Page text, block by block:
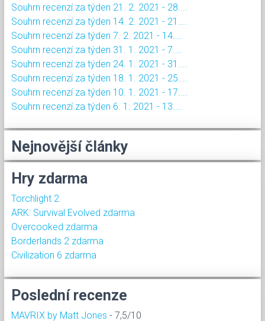
Souhrn recenzí za týden 21. 2. 2021 - 28....
Souhrn recenzí za týden 14. 2. 2021 - 21....
Souhrn recenzí za týden 7. 2. 2021 - 14....
Souhrn recenzí za týden 31. 1. 2021 - 7....
Souhrn recenzí za týden 24. 1. 2021 - 31....
Souhrn recenzí za týden 18. 1. 2021 - 25....
Souhrn recenzí za týden 10. 1. 2021 - 17....
Souhrn recenzí za týden 6. 1. 2021 - 13....
Nejnovější články
Hry zdarma
Torchlight 2
ARK: Survival Evolved zdarma
Overcooked zdarma
Borderlands 2 zdarma
Civilization 6 zdarma
Poslední recenze
MAVRIX by Matt Jones - 7,5/10